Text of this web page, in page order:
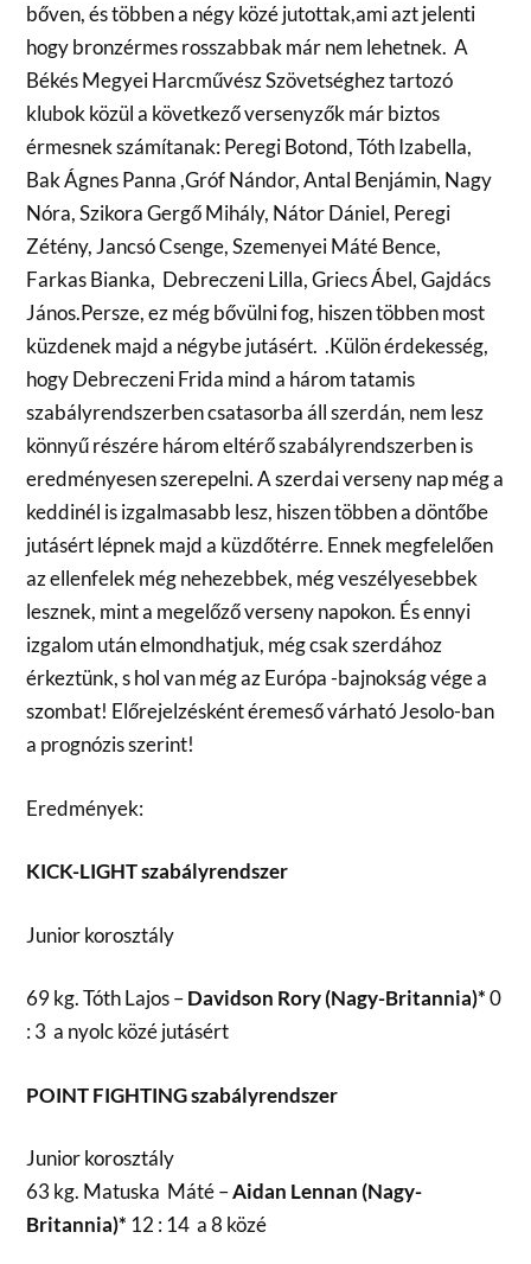
bőven, és többen a négy közé jutottak,ami azt jelenti
hogy bronzérmes rosszabbak már nem lehetnek. A
Békés Megyei Harcművész Szövetséghez tartozó
klubok közül a következő versenyzők már biztos
érmesnek számítanak: Peregi Botond, Tóth Izabella,
Bak Ágnes Panna ,Gróf Nándor, Antal Benjámin, Nagy
Nóra, Szikora Gergő Mihály, Nátor Dániel, Peregi
Zétény, Jancsó Csenge, Szemenyei Máté Bence,
Farkas Bianka, Debreczeni Lilla, Griecs Ábel, Gajdács
János.Persze, ez még bővülni fog, hiszen többen most
küzdenek majd a négybe jutásért. .Külön érdekesség,
hogy Debreczeni Frida mind a három tatamis
szabályrendszerben csatasorba áll szerdán, nem lesz
könnyű részére három eltérő szabályrendszerben is
eredményesen szerepelni. A szerdai verseny nap még a
keddinél is izgalmasabb lesz, hiszen többen a döntőbe
jutásért lépnek majd a küzdőtérre. Ennek megfelelően
az ellenfelek még nehezebbek, még veszélyesebbek
lesznek, mint a megelőző verseny napokon. És ennyi
izgalom után elmondhatjuk, még csak szerdához
érkeztünk, s hol van még az Európa -bajnokság vége a
szombat! Előrejelzésként éremeső várható Jesolo-ban
a prognózis szerint!
Eredmények:
KICK-LIGHT szabályrendszer
Junior korosztály
69 kg. Tóth Lajos –Davidson Rory (Nagy-Britannia)*0
: 3 a nyolc közé jutásért
POINT FIGHTING szabályrendszer
Junior korosztály
63 kg. Matuska Máté –Aidan Lennan (Nagy-
Britannia)* 12 : 14 a 8 közé